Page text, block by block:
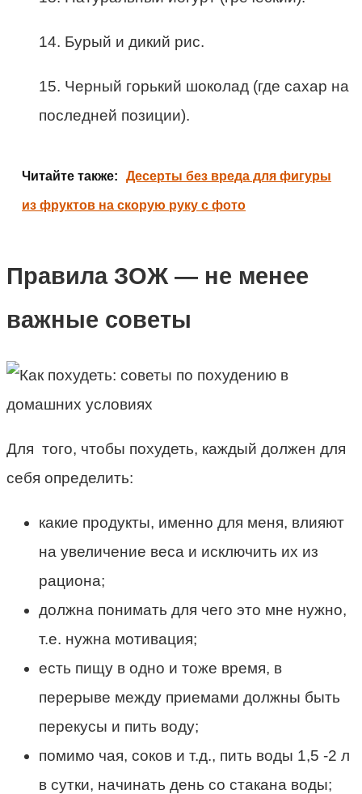
14. Бурый и дикий рис.
15. Черный горький шоколад (где сахар на
последней позиции).
Читайте также: Десерты без вреда для фигуры
из фруктов на скорую руку с фото
Правила ЗОЖ — не менее
важные советы
Для того, чтобы похудеть, каждый должен для
себя определить:
какие продукты, именно для меня, влияют
на увеличение веса и исключить их из
рациона;
должна понимать для чего это мне нужно,
т.е. нужна мотивация;
есть пищу в одно и тоже время, в
перерыве между приемами должны быть
перекусы и пить воду;
помимо чая, соков и т.д., пить воды 1,5 -2 л
в сутки, начинать день со стакана воды;